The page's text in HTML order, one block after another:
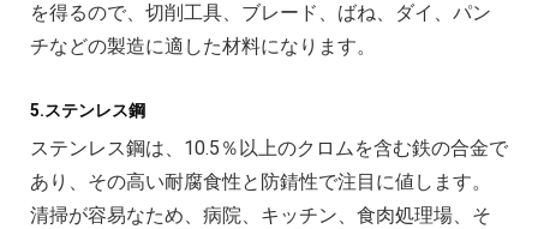
を得るので、切削工具、ブレード、ばね、ダイ、パン
チなどの製造に適した材料になります。
5.ステンレス鋼
ステンレス鋼は、10.5％以上のクロムを含む鉄の合金で
あり、その高い耐腐食性と防錆性で注目に値します。
清掃が容易なため、病院、キッチン、食肉処理場、そ